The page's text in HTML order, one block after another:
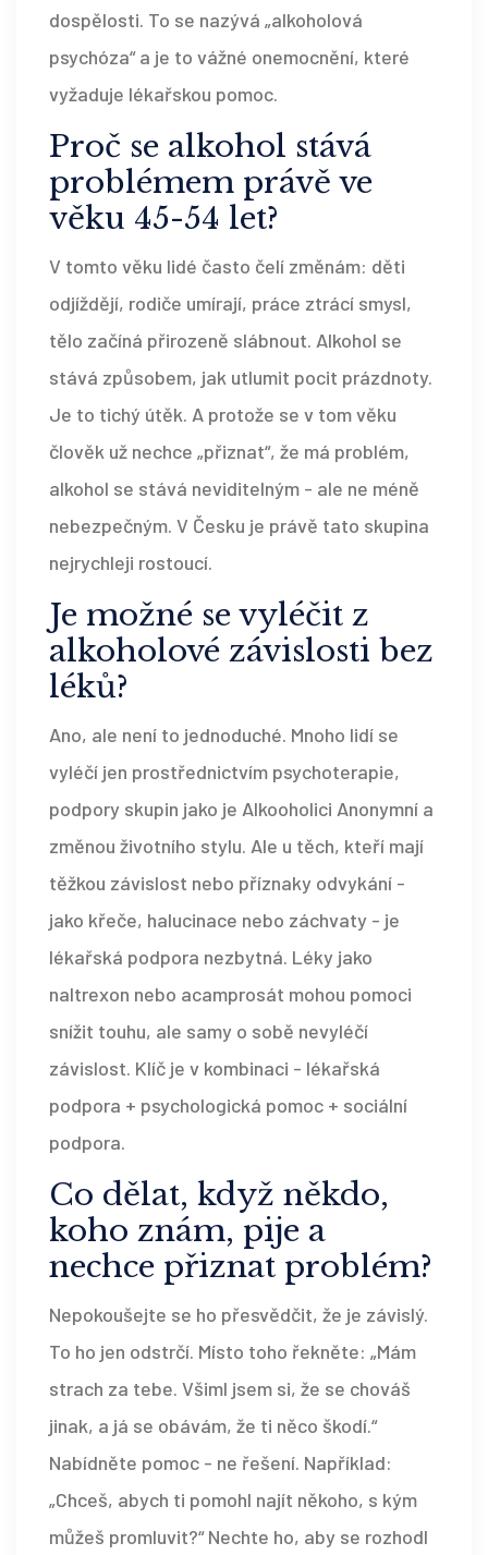
dospělosti. To se nazývá „alkoholová
psychóza“ a je to vážné onemocnění, které
vyžaduje lékařskou pomoc.
Proč se alkohol stává
problémem právě ve
věku 45-54 let?
V tomto věku lidé často čelí změnám: děti
odjíždějí, rodiče umírají, práce ztrácí smysl,
tělo začíná přirozeně slábnout. Alkohol se
stává způsobem, jak utlumit pocit prázdnoty.
Je to tichý útěk. A protože se v tom věku
člověk už nechce „přiznat“, že má problém,
alkohol se stává neviditelným - ale ne méně
nebezpečným. V Česku je právě tato skupina
nejrychleji rostoucí.
Je možné se vyléčit z
alkoholové závislosti bez
léků?
Ano, ale není to jednoduché. Mnoho lidí se
vyléčí jen prostřednictvím psychoterapie,
podpory skupin jako je Alkooholici Anonymní a
změnou životního stylu. Ale u těch, kteří mají
těžkou závislost nebo příznaky odvykání -
jako křeče, halucinace nebo záchvaty - je
lékařská podpora nezbytná. Léky jako
naltrexon nebo acamprosát mohou pomoci
snížit touhu, ale samy o sobě nevyléčí
závislost. Klíč je v kombinaci - lékařská
podpora + psychologická pomoc + sociální
podpora.
Co dělat, když někdo,
koho znám, pije a
nechce přiznat problém?
Nepokoušejte se ho přesvědčit, že je závislý.
To ho jen odstrčí. Místo toho řekněte: „Mám
strach za tebe. Všiml jsem si, že se chováš
jinak, a já se obávám, že ti něco škodí.“
Nabídněte pomoc - ne řešení. Například:
„Chceš, abych ti pomohl najít někoho, s kým
můžeš promluvit?“ Nechte ho, aby se rozhodl